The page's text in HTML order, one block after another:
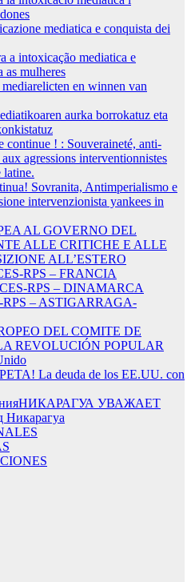
mediatica e conquista dei
a intoxicação mediatica e
as mulheres
en winnen van
aurka borrokatuz eta
continue ! : Souveraineté, anti-
agressions interventionnistes
latine.
Sovranita, Antimperialismo e
intervenzionista yankees in
AL GOVERNO DEL
ALLE CRITICHE E ALLE
ALL’ESTERO
RPS – FRANCIA
RPS – DINAMARCA
– ASTIGARRAGA-
DEL COMITE DE
REVOLUCIÓN POPULAR
La deuda de los EE.UU. con
УВАЖАЕТ